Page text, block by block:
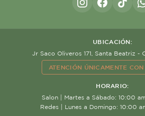
UBICACIÓN:
Jr Saco Oliveros 171, Santa Beatriz -
ATENCIÓN ÚNICAMENTE
HORARIO:
Salon | Martes a Sábado: 10:00
Redes | Lunes a Domingo: 10:00